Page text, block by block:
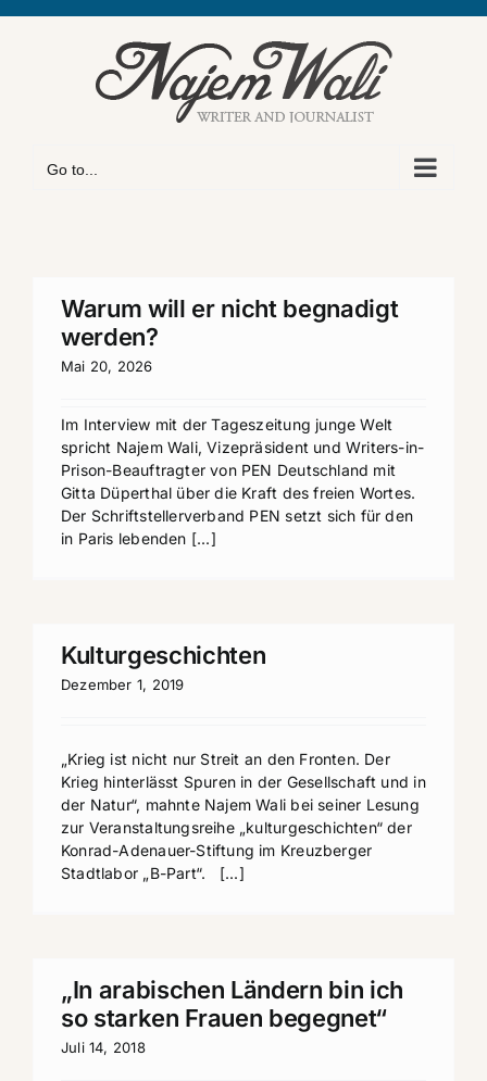
Go to...
Warum will er nicht begnadigt
werden?
Mai 20, 2026
Im Interview mit der Tageszeitung junge Welt
spricht Najem Wali, Vizepräsident und Writers-in-
Prison-Beauftragter von PEN Deutschland mit
Gitta Düperthal über die Kraft des freien Wortes.
Der Schriftstellerverband PEN setzt sich für den
in Paris lebenden [...]
Kulturgeschichten
Dezember 1, 2019
„Krieg ist nicht nur Streit an den Fronten. Der
Krieg hinterlässt Spuren in der Gesellschaft und in
der Natur“, mahnte Najem Wali bei seiner Lesung
zur Veranstaltungsreihe „kulturgeschichten“ der
Konrad-Adenauer-Stiftung im Kreuzberger
Stadtlabor „B-Part“. [...]
„In arabischen Ländern bin ich
so starken Frauen begegnet“
Juli 14, 2018